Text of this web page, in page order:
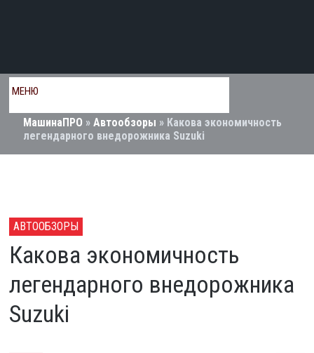
МЕНЮ
МашинаПРО »Автообзоры » Какова экономичность
легендарного внедорожника Suzuki
АВТООБЗОРЫ
Какова экономичность
легендарного внедорожника
Suzuki